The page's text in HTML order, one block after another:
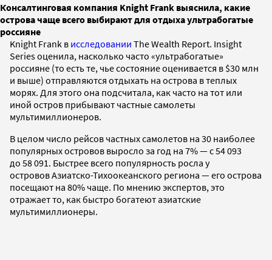
Консалтинговая компания Knight Frank выяснила, какие
острова чаще всего выбирают для отдыха ультрабогатые
россияне
Knight Frank в исследовании The Wealth Report. Insight
Series оценила, насколько часто «ультрабогатые»
россияне (то есть те, чье состояние оценивается в $30 млн
и выше) отправляются отдыхать на острова в теплых
морях. Для этого она подсчитала, как часто на тот или
иной остров прибывают частные самолеты
мультимиллионеров.
В целом число рейсов частных самолетов на 30 наиболее
популярных островов выросло за год на 7% — с 54 093
до 58 091. Быстрее всего популярность росла у
островов Азиатско-Тихоокеанского региона — его острова
посещают на 80% чаще. По мнению экспертов, это
отражает то, как быстро богатеют азиатские
мультимиллионеры.